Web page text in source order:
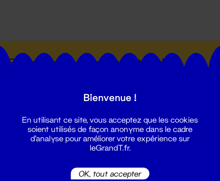
Suivez toutes les actualités du
Bienvenue !
En utilisant ce site, vous acceptez que les cookies
soient utilisés de façon anonyme dans le cadre
d'analyse pour améliorer votre expérience sur
leGrandT.fr.
OK, tout accepter